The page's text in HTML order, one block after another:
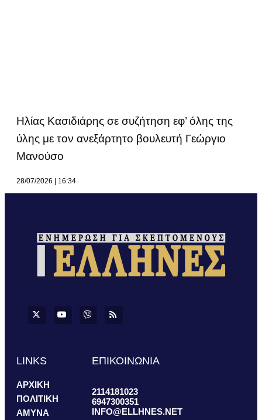
Ηλίας Κασιδιάρης σε συζήτηση εφ’ όλης της
ύλης με τον ανεξάρτητο βουλευτή Γεώργιο
Μανούσο
28/07/2026 16:34
LINKS
ΑΡΧΙΚΗ
ΠΟΛΙΤΙΚΗ
ΑΜΥΝΑ
ΕΠΙΚΟΙΝΩΝΙΑ
2114181023
6947300351
INFO@ELLHNES.NET